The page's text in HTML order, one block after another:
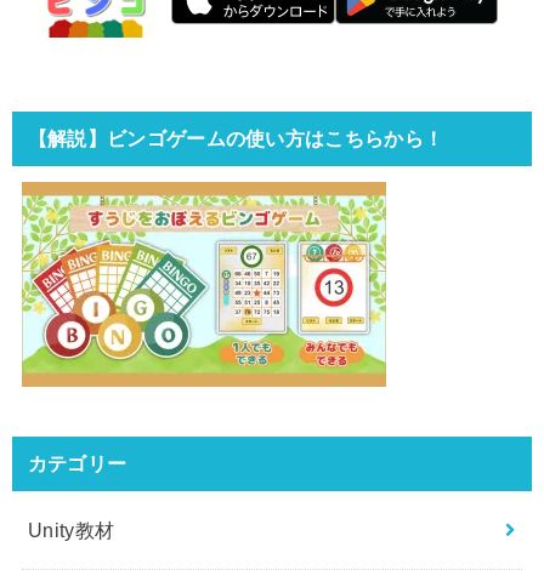
【解説】ビンゴゲームの使い方はこちらから！
カテゴリー
Unity教材